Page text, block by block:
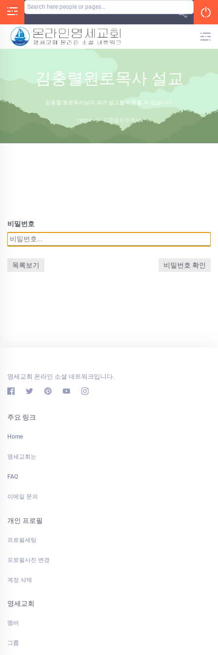
김충렬원로목사 설교
김충렬 원로목사님의 과거 설교를 시청할 수 있습니다.
Home / 김충렬원로목사
비밀번호
목록보기 비밀번호 확인
영세교회 온라인 소셜 네트워크입니다.
주요 링크
Home
영세교회는
FAQ
이메일 문의
개인 프로필
프로필세팅
프로필사진 변경
계정 삭제
영세교회
멤버
그룹